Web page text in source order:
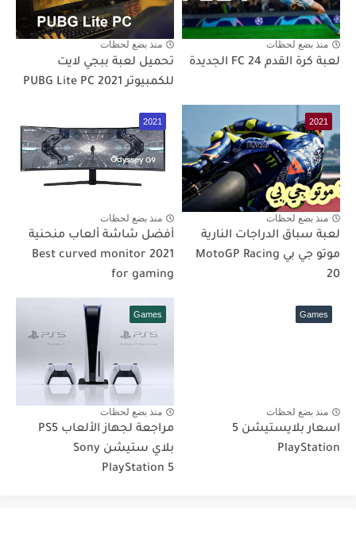
منذ بضع لحظات
لعبة كرة القدم FC 24 الجديدة
منذ بضع لحظات
تحميل لعبة ببجي لايت
للكمبيوتر PUBG Lite PC 2021
2021
منذ بضع لحظات
لعبة سباق الدراجات النارية
موتو جي بي MotoGP Racing
20
2021
منذ بضع لحظات
أفضل شاشة ألعاب منحنية
2021 Best curved monitor
for gaming
Games
منذ بضع لحظات
اسعار بلايستيشن 5
PlayStation
Games
منذ بضع لحظات
مراجعة لجهاز الألعاب PS5
بلاي ستيشن Sony
PlayStation 5